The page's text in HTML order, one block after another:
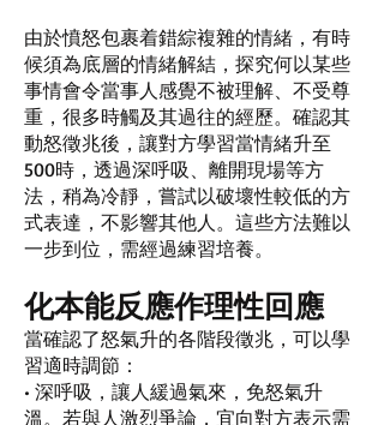
由於憤怒包裹着錯綜複雜的情緒，有時
候須為底層的情緒解結，探究何以某些
事情會令當事人感覺不被理解、不受尊
重，很多時觸及其過往的經歷。確認其
動怒徵兆後，讓對方學習當情緒升至
500時，透過深呼吸、離開現場等方
法，稍為冷靜，嘗試以破壞性較低的方
式表達，不影響其他人。這些方法難以
一步到位，需經過練習培養。
化本能反應作理性回應
當確認了怒氣升的各階段徵兆，可以學
習適時調節：
• 深呼吸，讓人緩過氣來，免怒氣升
溫。若與人激烈爭論，宜向對方表示需